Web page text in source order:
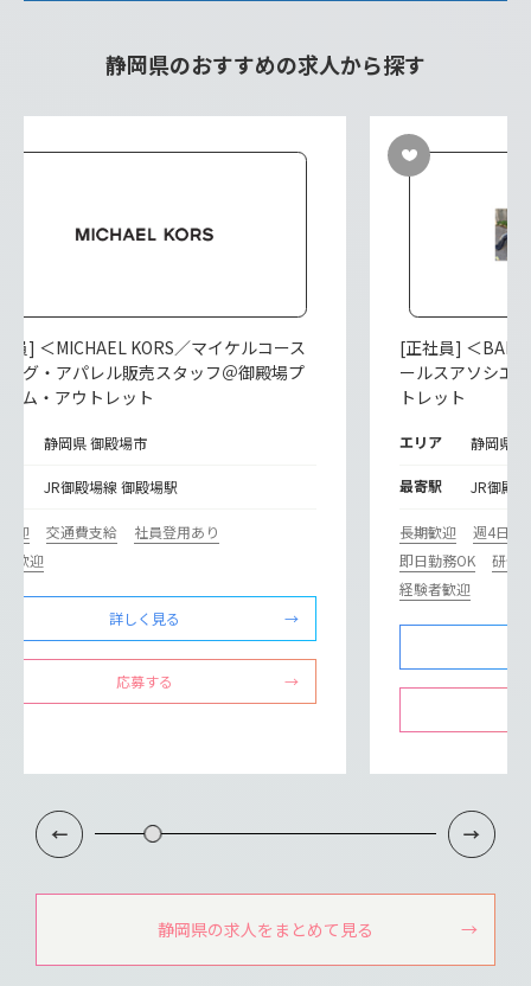
静岡県のおすすめの求人から探す
員] ＜MICHAEL KORS／マイケルコース
ッグ・アパレル販売スタッフ＠御殿場プ
アム・アウトレット
静岡県 御殿場市
JR御殿場線 御殿場駅
迎 交通費支給
社員登用あり
歓迎
詳しく見る
応募する
[正社員] ＜
ールスアソシエ
トレット
エリア 静岡県
最寄駅 JR御殿
長期歓迎
週4日以
即日勤務OK
研修
経験者歓迎
静岡県の求人をまとめて見る